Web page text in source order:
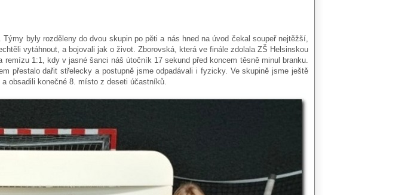
byly rozděleny do dvou skupin po pěti a nás hned na úvod čekal soupeř nejtěžší,
vytáhnout, a bojovali jak o život. Zborovská, která ve finále zdolala ZŠ Helsinskou
1:1, kdy v jasné šanci náš útočník 17 sekund před koncem těsně minul branku.
přestalo dařit střelecky a postupně jsme odpadávali i fyzicky. Ve skupině jsme ještě
obsadili konečné 8. místo z deseti účastníků.